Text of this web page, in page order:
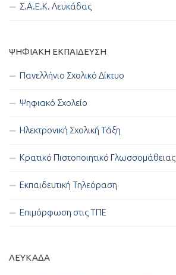
Σ.Α.Ε.Κ. Λευκάδας
ΨΗΦΙΑΚΉ ΕΚΠΑΊΔΕΥΣΗ
Πανελλήνιο Σχολικό Δίκτυο
Ψηφιακό Σχολείο
Ηλεκτρονική Σχολική Τάξη
Κρατικό Πιστοποιητικό Γλωσσομάθειας
Εκπαιδευτική Τηλεόραση
Επιμόρφωση στις ΤΠΕ
ΛΕΥΚΑΔΑ